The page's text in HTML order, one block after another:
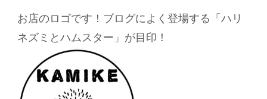
お店のロゴです！ブログによく登場する「ハリ
ネズミとハムスター」が目印！